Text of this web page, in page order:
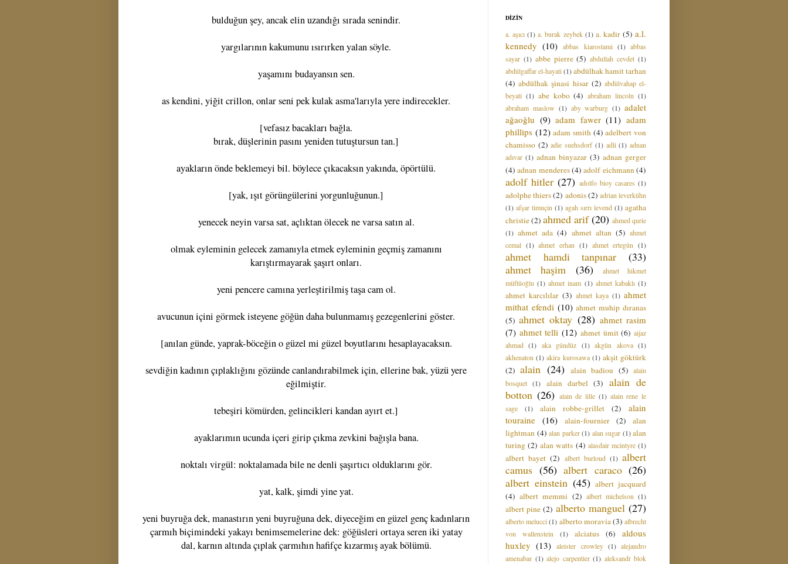
bulduğun şey, ancak elin uzandığı sırada senindir.
yargılarının kakumunu ısırırken yalan söyle.
yaşamını budayansın sen.
as kendini, yiğit crillon, onlar seni pek kulak asma'larıyla yere indirecekler.
[vefasız bacakları bağla.
bırak, düşlerinin pasını yeniden tutuştursun tan.]
ayakların önde beklemeyi bil. böylece çıkacaksın yakında, öpörtülü.
[yak, ışıt görüngülerini yorgunluğunun.]
yenecek neyin varsa sat, açlıktan ölecek ne varsa satın al.
olmak eyleminin gelecek zamanıyla etmek eyleminin geçmiş zamanını
karıştırmayarak şaşırt onları.
yeni pencere camına yerleştirilmiş taşa cam ol.
avucunun içini görmek isteyene göğün daha bulunmamış gezegenlerini göster.
[anılan günde, yaprak-böceğin o güzel mi güzel boyutlarını hesaplayacaksın.
sevdiğin kadının çıplaklığını gözünde canlandırabilmek için, ellerine bak, yüzü yere
eğilmiştir.
tebeşiri kömürden, gelincikleri kandan ayırt et.]
ayaklarımın ucunda içeri girip çıkma zevkini bağışla bana.
noktalı virgül: noktalamada bile ne denli şaşırtıcı olduklarını gör.
yat, kalk, şimdi yine yat.
yeni buyruğa dek, manastırın yeni buyruğuna dek, diyeceğim en güzel genç kadınların
çarmıh biçimindeki yakayı benimsemelerine dek: göğüsleri ortaya seren iki yatay
dal, karnın altında çıplak çarmıhın hafifçe kızarmış ayak bölümü.
DİZİN
a. aşıcı (1) a. burak zeybek (1) a. kadir (5) a.l.
kennedy (10) abbas kiarostami (1) abbas
sayar (1) abbe pierre (5) abdullah cevdet (1)
abdülgaffar el-hayati(1)abdülhak hamit tarhan
(4) abdülhak şinasi hisar (2) abdülvahap el-
beyati (1) abe kobo (4) abraham lincoln (1)
abraham maslow (1) aby warburg (1) adalet
ağaoğlu (9) adam fawer (11) adam
phillips (12) adam smith (4) adelbert von
chamisso (2) adie suehsdorf (1) adli (1) adnan
adıvar (1) adnan binyazar (3) adnan gerger
(4) adnan menderes(4) adolf eichmann (4)
adolf hitler (27) adolfo bioy casares (1)
adolphe thiers(2) adonis(2) adrian leverkühn
(1) afşar timuçin (1) agah sırrı levend (1) agatha
christie(2) ahmed arif (20) ahmed qurie
(1) ahmet ada (4) ahmet altan (5) ahmet
cemal (1) ahmet erhan (1) ahmet ertegün (1)
ahmet hamdi tanpınar
(33)
ahmet haşim
(36)
ahmet hikmet
müftüoğlu (1) ahmet inam (1) ahmet kabaklı (1)
ahmet karcılılar (3) ahmet kaya (1) ahmet
mithat efendi (10) ahmet muhip dıranas
(5) ahmet oktay (28) ahmet rasim
(7) ahmet telli (12) ahmet ümit (6) aijaz
ahmad (1) aka gündüz (1) akgün akova (1)
akhenaton (1) akira kurosawa (1) akşit göktürk
(2) alain (24) alain badiou (5) alain
bosquet (1) alain darbel (3)
alain de
botton (26) alain de lille (1) alain rene le
sage
(1) alain robbe-grillet (2)
alain
touraine (16) alain-fournier (2)
alan
lightman (4) alan parker (1) alan sugar (1) alan
turing (2) alan watts (4) alasdair mcintyre (1)
albert bayet (2) albert burloud (1) albert
camus (56) albert caraco (26)
albert einstein (45) albert jacquard
(4) albert memmi (2) albert michelson (1)
albert pine (2) alberto manguel (27)
alberto melucci (1) alberto moravia (3) albrecht
von wallenstein
(1) alciatus (6)
aldous
huxley (13) aleister crowley (1) alejandro
amenabar (1) alejo carpentier (1) aleksandr blok